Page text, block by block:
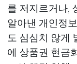
를 저지르거나,
알아낸 개인정
도 심심치 않게
에 상품권 현금